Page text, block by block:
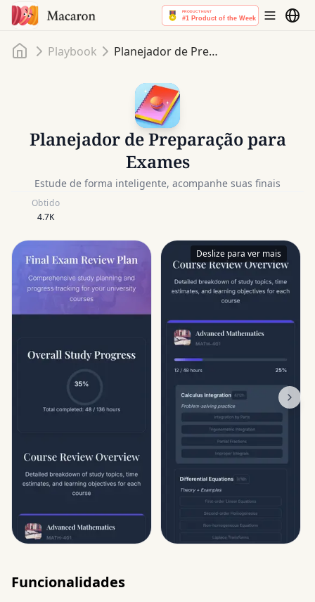
InícioPlaybook Planejador de Preparação para Exames
Planejador de Preparação para
Exames
Estude de forma inteligente, acompanhe suas finais
Obtido
4.7K
Deslize para ver mais
Funcionalidades